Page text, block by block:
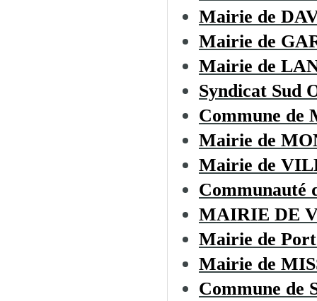
Mairie de
Mairie de
Mairie de
Syndicat Sud
Commune de
Mairie de
Mairie de
Communauté
MAIRIE DE
Mairie de
Mairie de
Commune de